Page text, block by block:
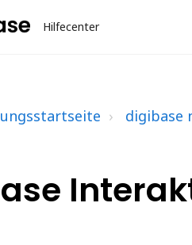
Hilfecenter
digibase